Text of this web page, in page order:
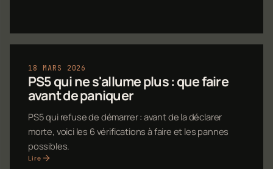
18 MARS 2026
PS5 qui ne s'allume plus : que faire
avant de paniquer
PS5 qui refuse de démarrer : avant de la déclarer
morte, voici les 6 vérifications à faire et les pannes
possibles.
Lire